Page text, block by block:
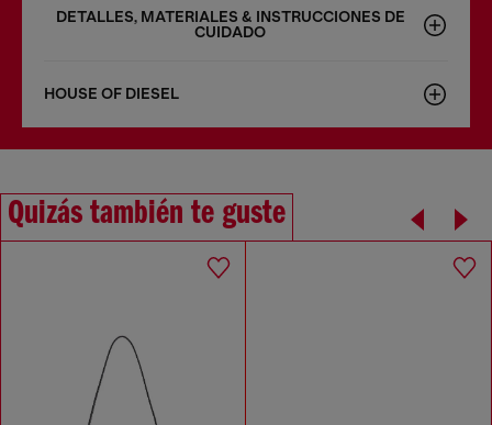
DETALLES, MATERIALES & INSTRUCCIONES DE
CUIDADO
HOUSE OF DIESEL
Quizás también te guste